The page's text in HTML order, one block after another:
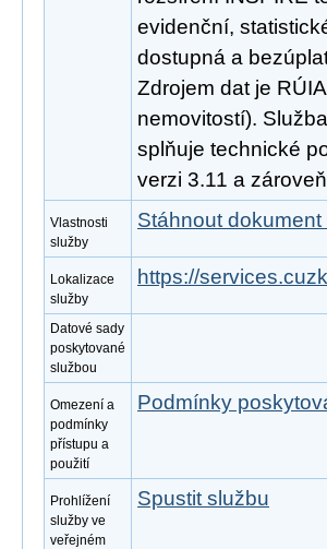
evidenční,
dostupná a
Zdrojem dat je
nemovitostí).
splňuje technické
verzi 3.11 a
Vlastnosti
služby
Stáhnout
Lokalizace
služby
https://
Datové sady
poskytované
službou
Omezení a
podmínky
přístupu a
použití
Podmínky
Prohlížení
služby ve
veřejném
Spustit službu